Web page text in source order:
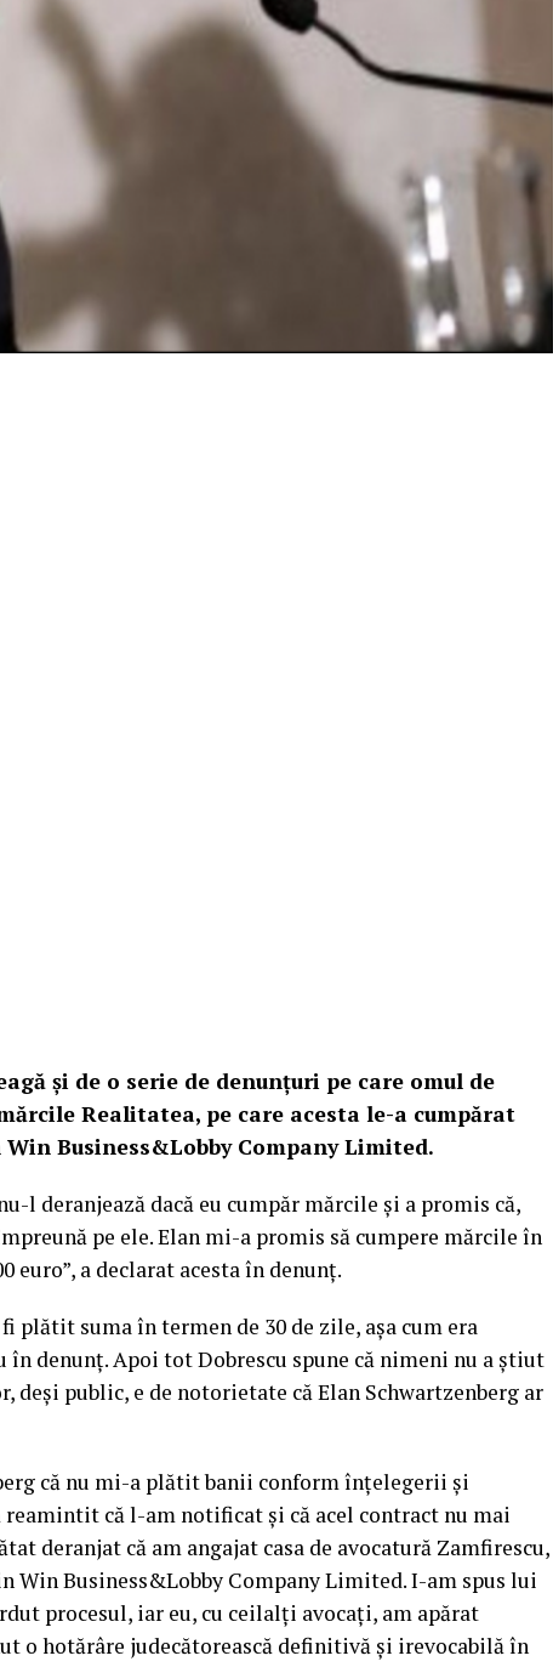
și de o serie de denunțuri pe care omul de
Realitatea, pe care acesta le-a cumpărat
Business&Lobby Company Limited.
l deranjează dacă eu cumpăr mărcile și a promis că,
pe ele. Elan mi-a promis să cumpere mărcile în
euro”, a declarat acesta în denunț.
plătit suma în termen de 30 de zile, așa cum era
în denunț. Apoi tot Dobrescu spune că nimeni nu a știut
public, e de notorietate că Elan Schwartzenberg ar
că nu mi-a plătit banii conform înțelegerii și
că l-am notificat și că acel contract nu mai
deranjat că am angajat casa de avocatură Zamfirescu,
Win Business&Lobby Company Limited. I-am spus lui
procesul, iar eu, cu ceilalți avocați, am apărat
o hotărâre judecătorească definitivă și irevocabilă în